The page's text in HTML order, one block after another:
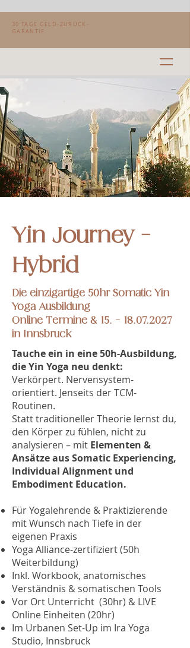
30 TAGE GELD-ZURÜCK-
GARANTIE
Yin Journey -
Hybrid
Die einzigartige 50hr Somatic Yin
Yoga Ausbildung
Online Termine & 15. - 18.07.2027
in Innsbruck
Tauche ein in eine 50h-Ausbildung,
die Yin Yoga neu denkt:
Verkörpert. Nervensystem-
orientiert. Jenseits der TCM-
Routinen.
Statt traditioneller Theorie lernst du,
den Körper zu fühlen, nicht zu
analysieren – mit Elementen &
Ansätze aus Somatic Experiencing,
Individual Alignment und
Embodiment Education.
Für Yogalehrende & Praktizierende
mit Wunsch nach Tiefe in der
eigenen Praxis
Yoga Alliance-zertifiziert (50h
Weiterbildung)
Inkl. Workbook, anatomisches
Verständnis & somatischen Tools
Vor Ort Unterricht (30hr) & LIVE
Online Einheiten (20hr)
Im Urbanen Set-Up im Ira Yoga
Studio, Innsbruck